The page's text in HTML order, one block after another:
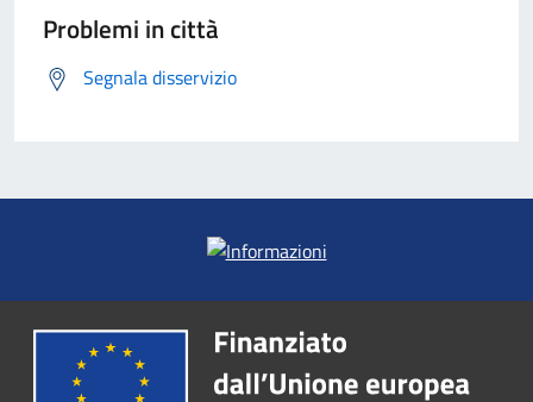
Problemi in città
Segnala disservizio